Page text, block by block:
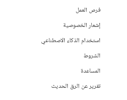
فرص العمل
إشعار الخصوصية
استخدام الذكاء الاصطناعي
الشروط
المساعدة
تقرير عن الرق الحديث